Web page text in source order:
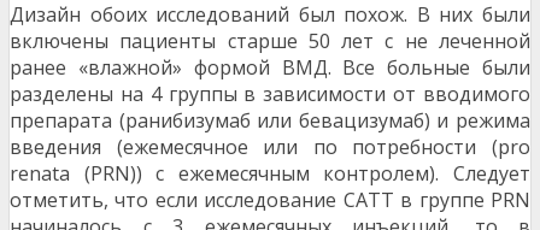
Дизайн обоих исследований был похож. В них были
включены пациенты старше 50 лет с не леченной
ранее «влажной» формой ВМД. Все больные были
разделены на 4 группы в зависимости от вводимого
препарата (ранибизумаб или бевацизумаб) и режима
введения (ежемесячное или по потребности (pro
renata (PRN)) с ежемесячным контролем). Следует
отметить, что если исследование CATT в группе PRN